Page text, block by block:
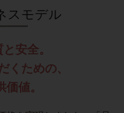
スモデル
安全。
くための、
値。